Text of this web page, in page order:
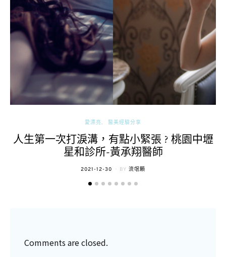
愛漂亮 醫美經驗分享
人生第一次打淚溝，有點小緊張 ? 桃園中壢
星和診所-黃承翔醫師
POSTED
2021-12-30 BY 流氓顆
Comments are closed.